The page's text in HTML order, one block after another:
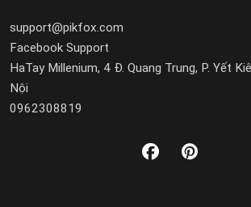
support@pikfox.com
Facebook Support
HaTay Millenium, 4 Đ. Quang Trung, P. Yết
Nội
0962308819